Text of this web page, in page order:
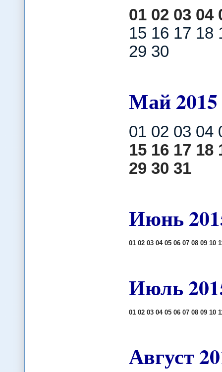
01 02 03 04
15 16 17 18
29 30
Май2015
01 02 03 04
15 16 17 18
29 30 31
Июнь
01 02 03 04 05 06 07 08 09 10
Июль
01 02 03 04 05 06 07 08 09 10
Август